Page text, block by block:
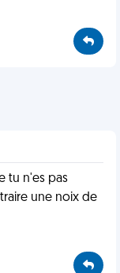
tu n'es pas
une noix de